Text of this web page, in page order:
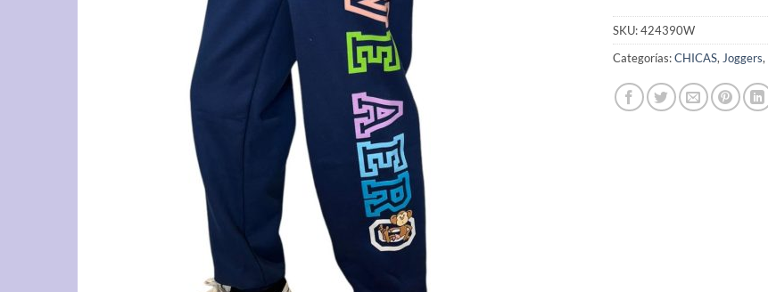
SKU:424390W
Categorías:CHICAS, Joggers,